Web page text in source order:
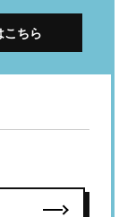
こちら